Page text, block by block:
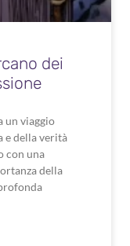
dei
un viaggio
e della verità
con una
della